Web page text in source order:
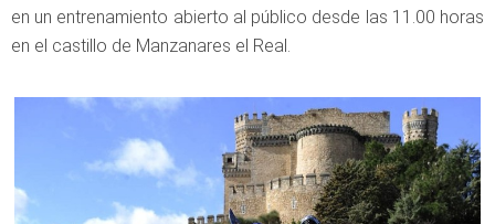
en un entrenamiento abierto al público desde las 11.00 horas
en el castillo de Manzanares el Real.